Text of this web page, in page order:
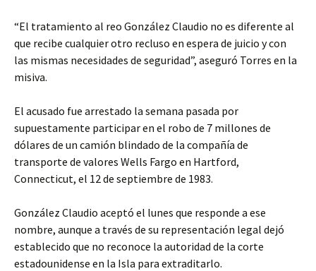
“El tratamiento al reo González Claudio no es diferente al
que recibe cualquier otro recluso en espera de juicio y con
las mismas necesidades de seguridad”, aseguró Torres en la
misiva.
El acusado fue arrestado la semana pasada por
supuestamente participar en el robo de 7 millones de
dólares de un camión blindado de la compañía de
transporte de valores Wells Fargo en Hartford,
Connecticut, el 12 de septiembre de 1983.
González Claudio aceptó el lunes que responde a ese
nombre, aunque a través de su representación legal dejó
establecido que no reconoce la autoridad de la corte
estadounidense en la Isla para extraditarlo.